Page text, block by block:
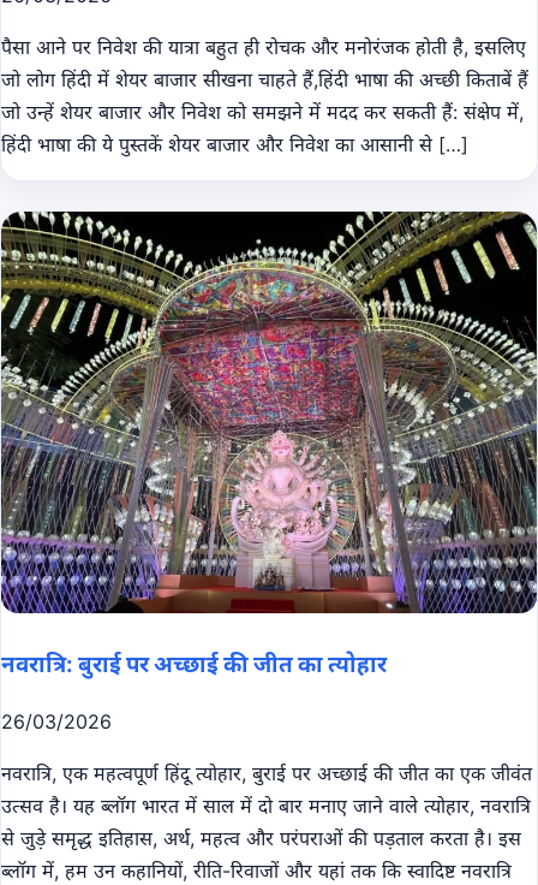
पैसा आने पर निवेश की यात्रा बहुत ही रोचक और मनोरंजक होती है, इसलिए
जो लोग हिंदी में शेयर बाजार सीखना चाहते हैं,हिंदी भाषा की अच्छी किताबें हैं
जो उन्हें शेयर बाजार और निवेश को समझने में मदद कर सकती हैं: संक्षेप में,
हिंदी भाषा की ये पुस्तकें शेयर बाजार और निवेश का आसानी से […]
नवरात्रि: बुराई पर अच्छाई की जीत का त्योहार
26/03/2026
नवरात्रि, एक महत्वपूर्ण हिंदू त्योहार, बुराई पर अच्छाई की जीत का एक जीवंत
उत्सव है। यह ब्लॉग भारत में साल में दो बार मनाए जाने वाले त्योहार, नवरात्रि
से जुड़े समृद्ध इतिहास, अर्थ, महत्व और परंपराओं की पड़ताल करता है। इस
ब्लॉग में, हम उन कहानियों, रीति-रिवाजों और यहां तक ​​कि स्वादिष्ट नवरात्रि